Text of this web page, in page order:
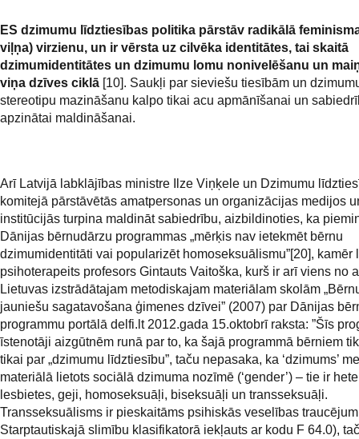
ES dzimumu līdztiesības politika pārstāv radikālā
viļņa) virzienu, un ir vērsta uz cilvēka identitātes, tai skaitā
dzimumidentitātes un dzimumu lomu nonivelēšanu un
viņa dzīves ciklā [10]. Saukļi par sieviešu tiesībām un
stereotipu mazināšanu kalpo tikai acu apmānīšanai un
apzinātai maldināšanai.
Arī Latvijā labklājības ministre Ilze Viņķele un Dzimumu
komitejā pārstāvētās amatpersonas un organizācijas medijos
institūcijās turpina maldināt sabiedrību, aizbildinoties, ka
Dānijas bērnudārzu programmas „mērķis nav ietekmēt bērnu
dzimumidentitāti vai popularizēt homoseksuālismu”[20], kamēr
psihoterapeits profesors Gintauts Vaitoška, kurš ir arī viens no
Lietuvas izstrādātajam metodiskajam materiālam skolām
jauniešu sagatavošana ģimenes dzīvei” (2007) par Dānijas
programmu portālā delfi.lt 2012.gada 15.oktobrī raksta: ”Šīs
īstenotāji aizgūtnēm runā par to, ka šajā programmā bērniem
tikai par „dzimumu līdztiesību”, taču nepasaka, ka ‘dzimums’
materiālā lietots sociālā dzimuma nozīmē (‘gender’) – tie ir
lesbietes, geji, homoseksuāļi, biseksuāļi un transseksuāļi.
Transseksuālisms ir pieskaitāms psihiskās veselības
Starptautiskajā slimību klasifikatorā iekļauts ar kodu F 64.0),